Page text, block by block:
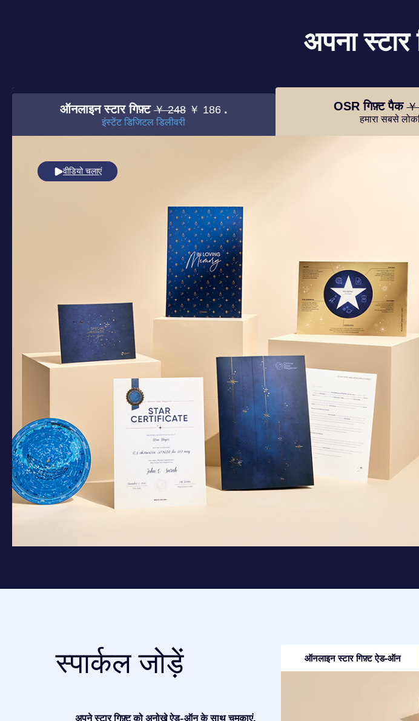
अपना
ऑनलाइन स्टार गिफ़्ट￥ 248 ￥ 186 .
इंस्टेंट डिजिटल डिलीवरी
OSR गिफ़्ट पैक
हमारा सबसे
वीडियो चलाएं
स्पार्कल जोड़ें
अपने स्टार गिफ़्ट को अनोखे ऐड-ऑन के साथ चमकाएं.
ऑनलाइन स्टार गिफ़्ट ऐड-ऑन